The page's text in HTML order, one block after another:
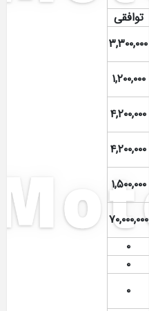
توافقی
۳,۳۰۰,۰۰۰
۱,۲۰۰,۰۰۰
۴,۲۰۰,۰۰۰
۴,۲۰۰,۰۰۰
۱,۵۰۰,۰۰۰
۷۰,۰۰۰,۰۰۰
۰
۰
۰